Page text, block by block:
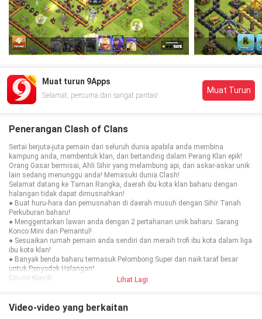
Muat turun 9Apps
Selamat, percuma dan sangat pantas!
Muat Turun
Penerangan Clash of Clans
Sertai berjuta-juta pemain dari seluruh dunia apabila anda membina
kampung anda, membentuk klan, dan bertanding dalam Perang Klan epik!
Orang Gasar bermisai, Ahli Sihir yang melambung api, dan askar-askar unik
lain sedang menunggu anda! Memasuki dunia Clash!
Selamat datang ke Taman Rangka, daerah ibu kota klan baharu dengan
halangan tidak dapat dimusnahkan!
● Buat huru-hara dan pemusnahan di daerah musuh dengan Sihir Tanah
Perkuburan baharu!
● Menggentarkan lawan anda dengan 2 pertahanan unik baharu: Sarang
Konco Mini dan Pemantul!
● Sesuaikan rumah pemain anda sendiri dan meraih trofi ibu kota dalam liga
ibu kota klan!
● Banyak benda baharu termasuk Pelombong Super dan naik taraf besar
untuk Penyodok Halangan!
Ciri-ciri Klasik:
seluruh dunia.
Lihat Lagi
Video-video yang berkaitan